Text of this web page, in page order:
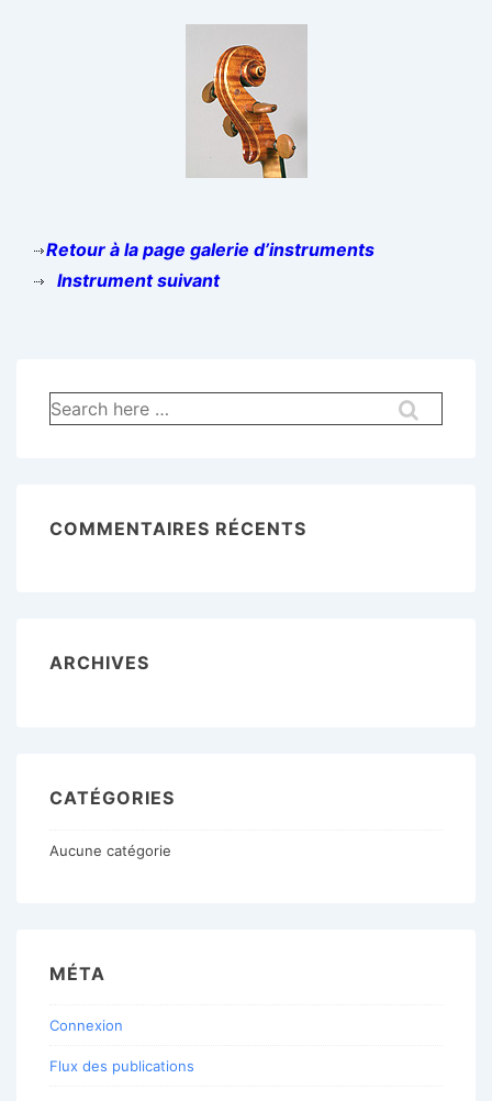
Retour à la page galerie d’instruments
Instrument suivant
Recherche
pour:
COMMENTAIRES RÉCENTS
ARCHIVES
CATÉGORIES
Aucune catégorie
MÉTA
Connexion
Flux des publications